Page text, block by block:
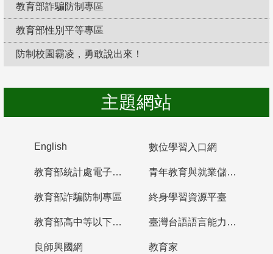
教育部詐騙防制專區
教育部性別平等專區
防制校園霸凌，勇敢說出來！
主題網站
English 數位學習入口網
教育部統計處電子書櫃 青年教育與就業儲蓄帳戶
教育部詐騙防制專區 終身學習資源平臺
教育部高中等以下學校及幼兒園教師資格檢定考試 臺灣台語語言能力認證網站
良師興國網
教育家